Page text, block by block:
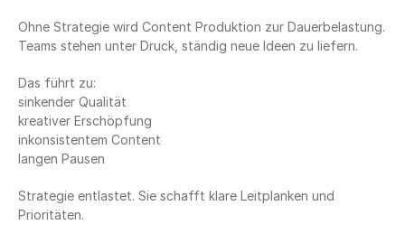
Ohne Strategie wird Content Produktion zur Dauerbelastung.
Teams stehen unter Druck, ständig neue Ideen zu liefern.
Das führt zu:
sinkender Qualität
kreativer Erschöpfung
inkonsistentem Content
langen Pausen
Strategie entlastet. Sie schafft klare Leitplanken und
Prioritäten.